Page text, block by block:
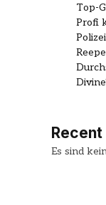
Top-
Profi
Es sind